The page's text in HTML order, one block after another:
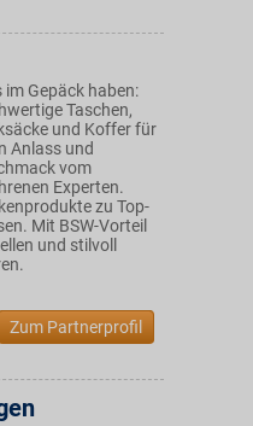
im Gepäck haben:
Taschen,
und Koffer für
Anlass und
vom
Experten.
zu Top-
Mit BSW-Vorteil
und stilvoll
Zum Partnerprofil